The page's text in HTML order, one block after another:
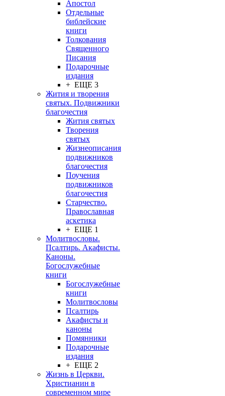
Апостол
Отдельные
библейские
книги
Толкования
Священного
Писания
Подарочные
издания
+ ЕЩЕ 3
Жития и творения
святых. Подвижники
благочестия
Жития святых
Творения
святых
Жизнеописания
подвижников
благочестия
Поучения
подвижников
благочестия
Старчество.
Православная
аскетика
+ ЕЩЕ 1
Молитвословы.
Псалтирь. Акафисты.
Каноны.
Богослужебные
книги
Богослужебные
книги
Молитвословы
Псалтирь
Акафисты и
каноны
Помянники
Подарочные
издания
+ ЕЩЕ 2
Жизнь в Церкви.
Христианин в
современном мире